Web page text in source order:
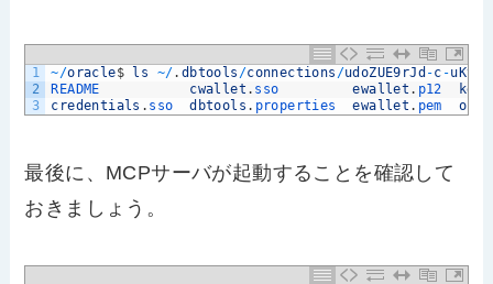
1
2
3
~/oracle$ ls ~/. dbtools /connections /udoZUE9rJd -c -
README cwallet . sso ewallet . p12
credentials . sso dbtools . properties ewallet . pem
最後に、MCPサーバが起動することを確認して
おきましょう。